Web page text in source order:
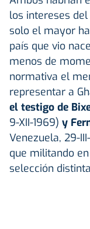
los intereses
solo el mayor
país que vio
menos de
normativa el
representar a
el testigo de
9-XII-1969) y
Venezuela, 29-
que militando
selección